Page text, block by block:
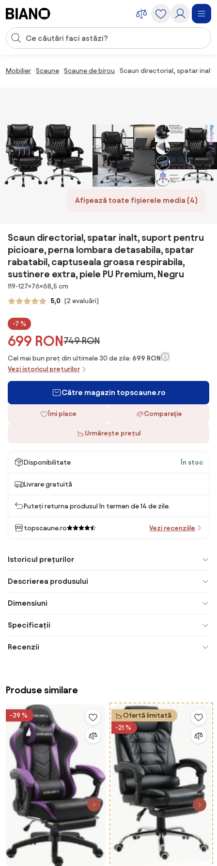
Introducerea căutării
Mobilier Scaune Scaune de birou Scaun directorial, spatar inalt,
Afișează toate fișierele media (4)
Scaun directorial, spatar inalt, suport pentru
picioare, perna lombara detasabila, spatar
rabatabil, captuseala groasa respirabila,
sustinere extra, piele PU Premium, Negru
Dimensiuni
119-127×76×68,5 cm
5,0 (2 evaluări)
-7 %
699 RON749 RON
Cel mai bun preț din ultimele 30 de zile: 699 RON
Vezi istoricul prețurilor
Către magazin topscaune.ro
Îmi place Comparaţie
Urmărește prețul
Disponibilitate În stoc
Livrare gratuită
Puteți returna produsul în termen de 14 de zile.
topscaune.ro Vezi recenziile
Istoricul prețurilor
Descrierea produsului
Dimensiuni
Specificații
Recenzii
Produse similare
-39 %
Ofertă limitată
-21 %